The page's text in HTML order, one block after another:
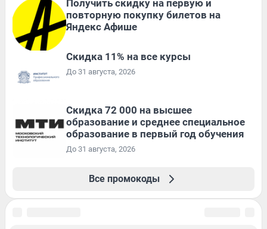
Получить скидку на первую и
повторную покупку билетов на
Яндекс Афише
Скидка 11% на все курсы
До 31 августа, 2026
Скидка 72 000 на высшее
образование и среднее специальное
образование в первый год обучения
До 31 августа, 2026
Все промокоды